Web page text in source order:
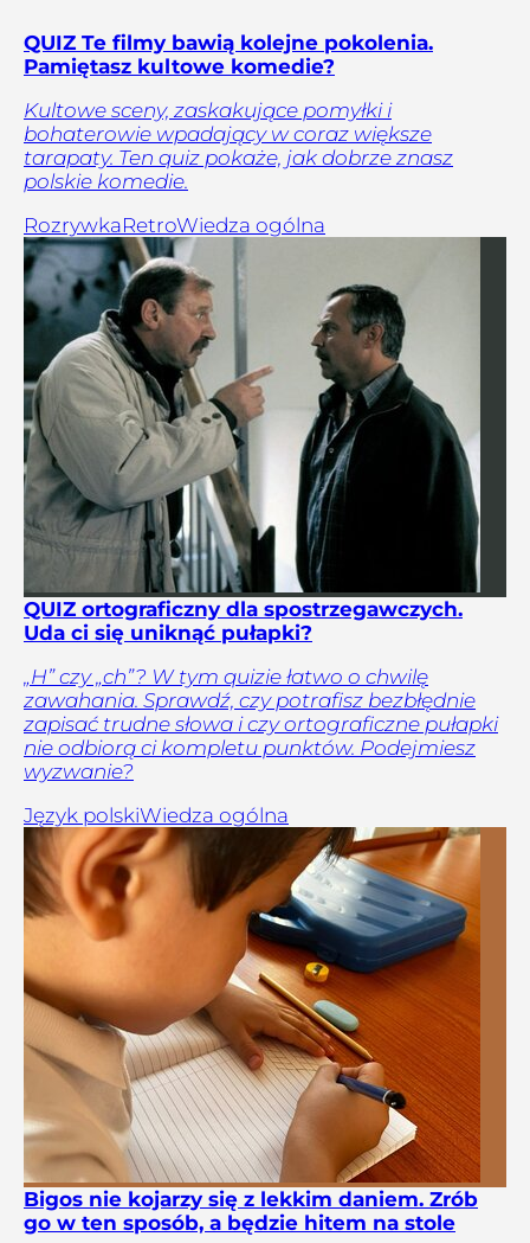
QUIZ Te filmy bawią kolejne pokolenia.
Pamiętasz kultowe komedie?
Kultowe sceny, zaskakujące pomyłki i
bohaterowie wpadający w coraz większe
tarapaty. Ten quiz pokaże, jak dobrze znasz
polskie komedie.
RozrywkaRetroWiedza ogólna
QUIZ ortograficzny dla spostrzegawczych.
Uda ci się uniknąć pułapki?
„H” czy „ch”? W tym quizie łatwo o chwilę
zawahania. Sprawdź, czy potrafisz bezbłędnie
zapisać trudne słowa i czy ortograficzne pułapki
nie odbiorą ci kompletu punktów. Podejmiesz
wyzwanie?
Język polskiWiedza ogólna
Bigos nie kojarzy się z lekkim daniem. Zrób
go w ten sposób, a będzie hitem na stole